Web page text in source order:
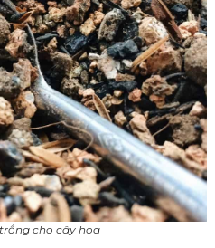
cho cây hoa